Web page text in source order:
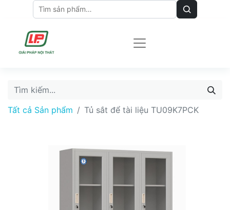
Tất cả Sản phẩm Tủ sắt để tài liệu TU09K7PCK